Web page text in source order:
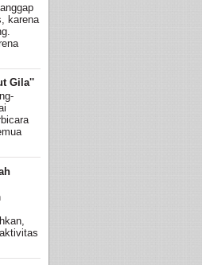
karena
Gila''